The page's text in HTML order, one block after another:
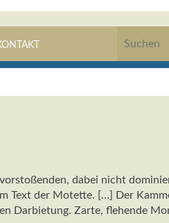
dabei nicht
Text der Motette. […] Der
Darbietung. Zarte, flehende